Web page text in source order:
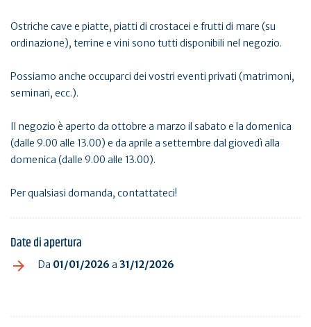
Ostriche cave e piatte, piatti di crostacei e frutti di mare (su
ordinazione), terrine e vini sono tutti disponibili nel negozio.
Possiamo anche occuparci dei vostri eventi privati (matrimoni,
seminari, ecc.).
Il negozio è aperto da ottobre a marzo il sabato e la domenica
(dalle 9.00 alle 13.00) e da aprile a settembre dal giovedì alla
domenica (dalle 9.00 alle 13.00).
Per qualsiasi domanda, contattateci!
Date di apertura
Da 01/01/2026 a 31/12/2026